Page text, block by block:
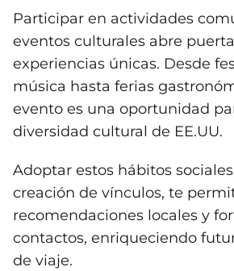
Participar en actividades
eventos culturales abre
experiencias únicas. Desde
música hasta ferias
evento es una oportunidad
diversidad cultural de EE.UU.
Adoptar estos hábitos
creación de vínculos, te
recomendaciones locales y
contactos, enriqueciendo
de viaje.